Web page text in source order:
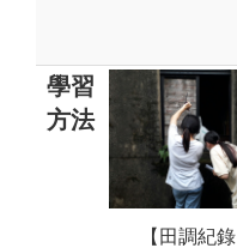
學習
方法
【田調紀錄